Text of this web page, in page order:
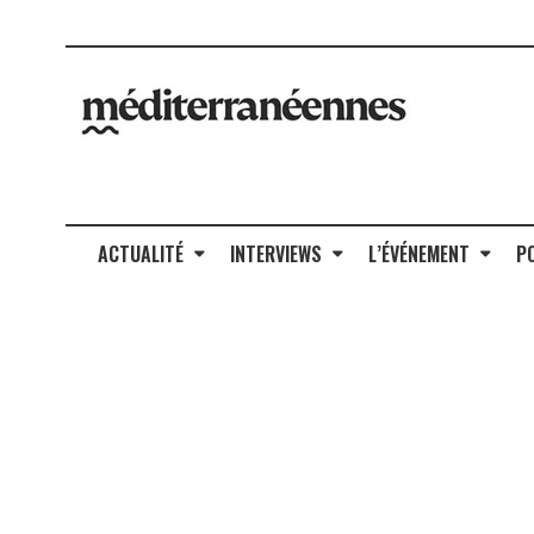
ACTUALITÉ INTERVIEWS L’ÉVÉNEMENT